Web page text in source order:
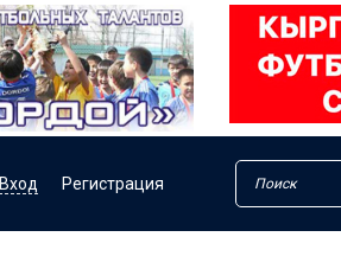
Вход Регистрация